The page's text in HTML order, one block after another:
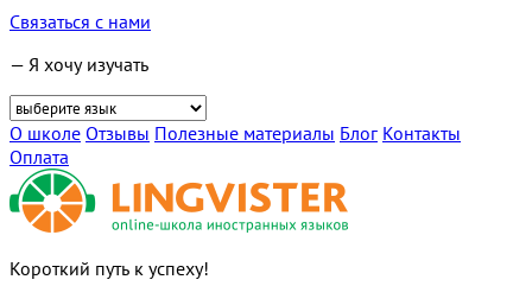
Связаться с нами
— Я хочу изучать
О школе Отзывы Полезные материалы Блог Контакты
Оплата
Короткий путь к успеху!